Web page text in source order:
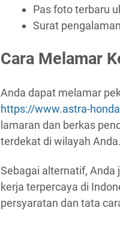
Pas foto terbaru
Surat
Cara Melamar
Anda dapat melamar
https://www.astra-
lamaran dan berkas
terdekat di wilayah Anda.
Sebagai alternatif, Anda
kerja terpercaya di
persyaratan dan tata